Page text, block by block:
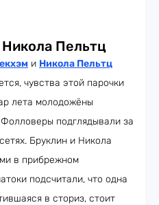
Пельтц
и Никола Пельтц
чувства этой парочки
лета молодожёны
подглядывали за
Бруклин и Никола
в прибрежном
подсчитали, что одна
в сториз, стоит